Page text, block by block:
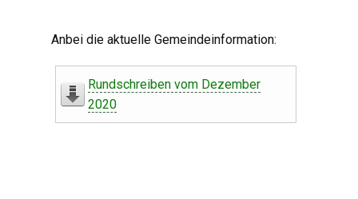
Anbei die aktuelle Gemeindeinformation:
Rundschreiben vom Dezember
2020